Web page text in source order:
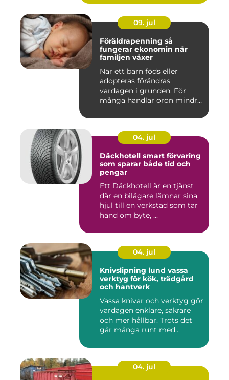
09. jul
Föräldrapenning så
fungerar ekonomin när
familjen växer
När ett barn föds eller
adopteras förändras
vardagen i grunden. För
många handlar oron mindre
04. jul
Däckhotell smart förvaring
som sparar både tid och
pengar
Ett Däckhotell är en tjänst
där en bilägare lämnar sina
hjul till en verkstad som tar
hand om byte, ...
04. jul
Knivslipning lund vassa
verktyg för kök, trädgård
och hantverk
Vassa knivar och verktyg gör
vardagen enklare, säkrare
och mer hållbar. Trots det
går många runt med...
04. jul